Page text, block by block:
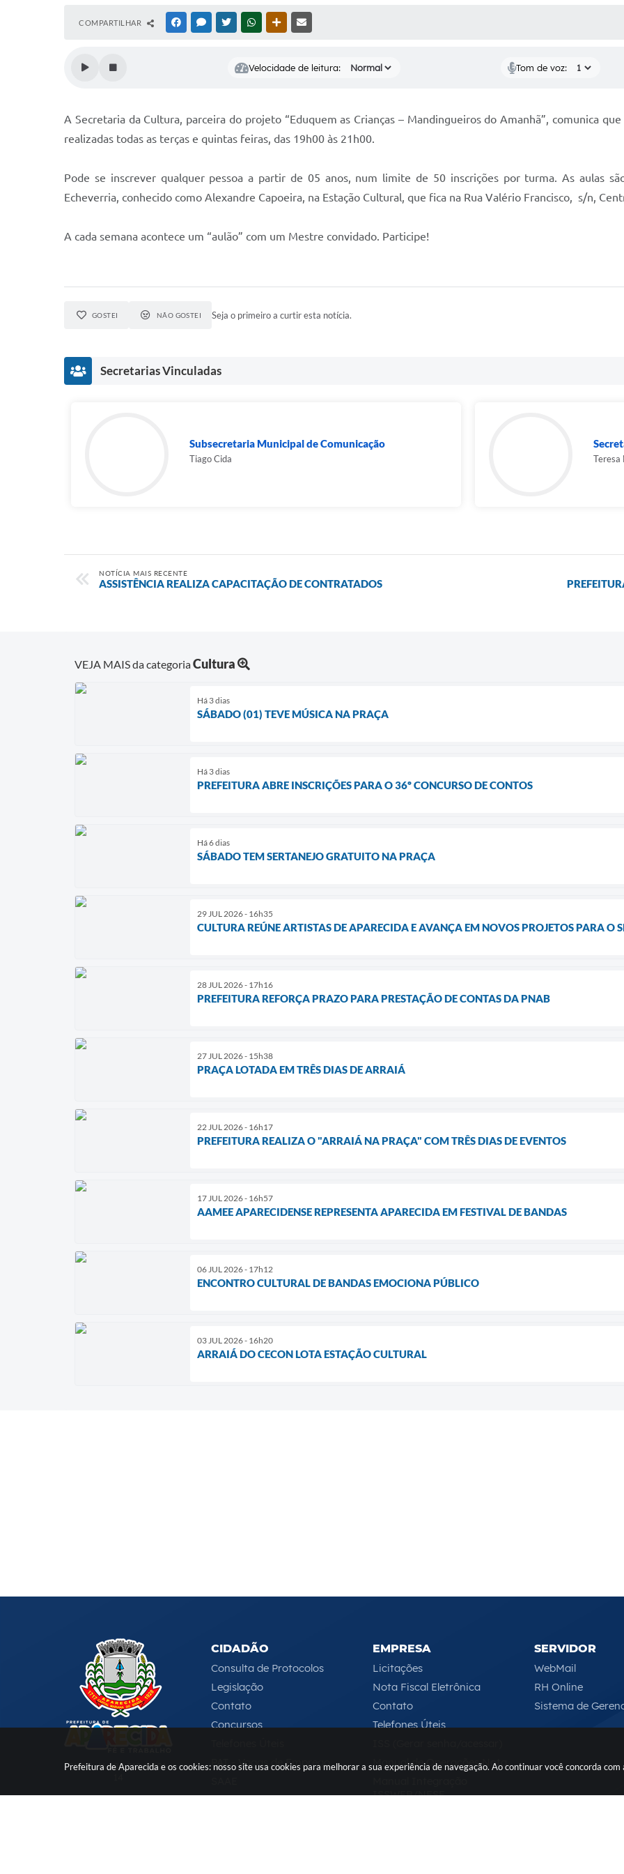
Prefeitura de Aparecida e os cookies: nosso site usa cookies para melhorar a sua experiência de navegação. Ao continuar você concorda com
COMPARTILHAR FACEBOOKMESSENGER
TWITTERWHATSAPPOUTRAS MÍDIAS
Velocidade de leitura: Tom de voz:
A Secretaria da Cultura, parceira do projeto “Eduquem as Crianças – Mandingueiros do Amanhã”, comunica
realizadas todas as terças e quintas feiras, das 19h00 às 21h00.
Pode se inscrever qualquer pessoa a partir de 05 anos, num limite de 50 inscrições por turma. As aulas
Echeverria, conhecido como Alexandre Capoeira, na Estação Cultural, que fica na Rua Valério Francisco, s/n,
A cada semana acontece um “aulão” com um Mestre convidado. Participe!
GOSTEI NÃO GOSTEI Seja o primeiro a curtir esta notícia.
Secretarias Vinculadas
Subsecretaria Municipal de Comunicação
Tiago Cida Teresa
NOTÍCIA MAIS RECENTE
ASSISTÊNCIA REALIZA CAPACITAÇÃO DE CONTRATADOS
VEJA MAIS da categoriaCultura
Há 3 dias
SÁBADO (01) TEVE MÚSICA NA PRAÇA
Há 3 dias
PREFEITURA ABRE INSCRIÇÕES PARA O 36º CONCURSO DE CONTOS
Há 6 dias
SÁBADO TEM SERTANEJO GRATUITO NA PRAÇA
29 JUL 2026 - 16h35
CULTURA REÚNE ARTISTAS DE APARECIDA E AVANÇA EM NOVOS PROJETOS PARA O
28 JUL 2026 - 17h16
PREFEITURA REFORÇA PRAZO PARA PRESTAÇÃO DE CONTAS DA PNAB
27 JUL 2026 - 15h38
PRAÇA LOTADA EM TRÊS DIAS DE ARRAIÁ
22 JUL 2026 - 16h17
PREFEITURA REALIZA O "ARRAIÁ NA PRAÇA" COM TRÊS DIAS DE EVENTOS
17 JUL 2026 - 16h57
AAMEE APARECIDENSE REPRESENTA APARECIDA EM FESTIVAL DE BANDAS
06 JUL 2026 - 17h12
ENCONTRO CULTURAL DE BANDAS EMOCIONA PÚBLICO
03 JUL 2026 - 16h20
ARRAIÁ DO CECON LOTA ESTAÇÃO CULTURAL
CNPJ: 46.680.518/0001-
CIDADÃO
Consulta de Protocolos
Legislação
Contato
Concursos
PAT - Vagas de Emprego
Serviços Online
EMPRESA
Licitações
Nota Fiscal Eletrônica
Contato
Telefones Úteis
Manual de Operações Nota
ISSWEB/NFSE
SERVIDOR
WebMail
RH Online
Sistema de